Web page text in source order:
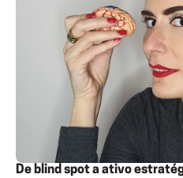
De blind spot a ativo